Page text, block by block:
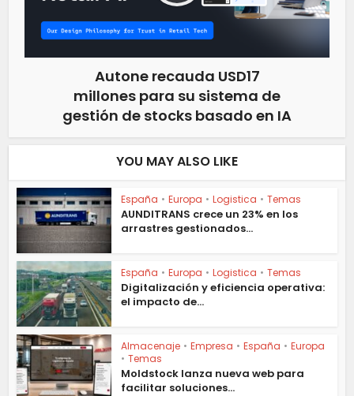
Autone recauda USD17
millones para su sistema de
gestión de stocks basado en IA
YOU MAY ALSO LIKE
España • Europa • Logistica • Temas
AUNDITRANS crece un 23% en los
arrastres gestionados...
España • Europa • Logistica • Temas
Digitalización y eficiencia operativa:
el impacto de...
Almacenaje • Empresa • España • Europa
• Temas
Moldstock lanza nueva web para
facilitar soluciones...